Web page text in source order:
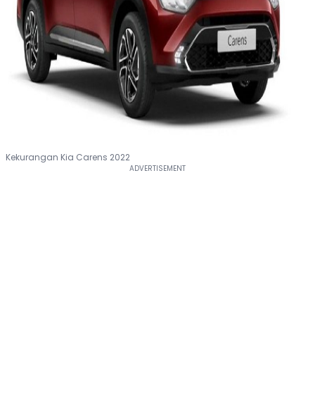
Kekurangan Kia Carens 2022